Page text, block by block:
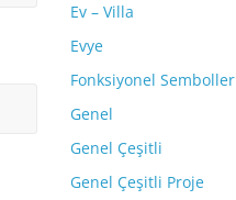
Ev – Villa
Evye
Fonksiyonel Semboller
Genel
Genel Çeşitli
Genel Çeşitli Proje